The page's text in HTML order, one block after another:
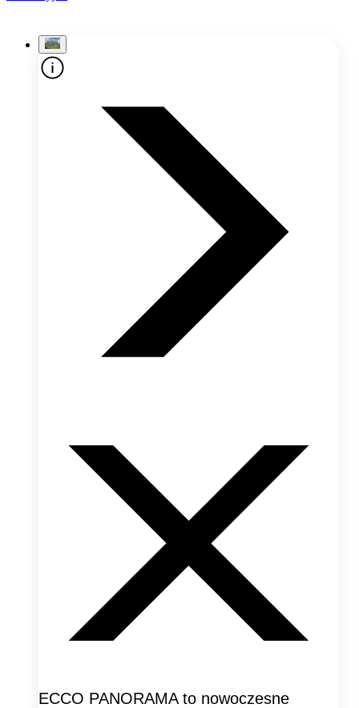
ECCO PANORAMA to nowoczesne